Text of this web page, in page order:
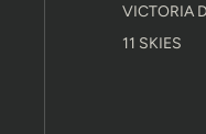
VICTORIA
11 SKIES